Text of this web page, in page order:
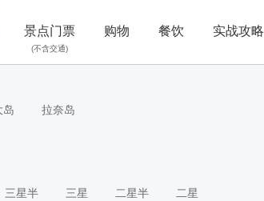
景点门票
(不含交通)
购物 餐饮 实战攻略
岛 拉奈岛
三星半 三星 二星半 二星